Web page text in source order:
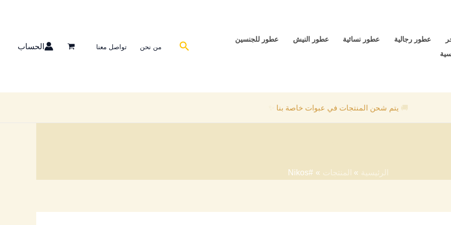
عطور رجالية عطور نسائية عطور النيش
عطور للجنسين
البحث من نحن تواصل معنا الحساب
🚚 يتم شحن المنتجات في عبوات خاصة بنا
الرئيسية المنتجات #Nikos